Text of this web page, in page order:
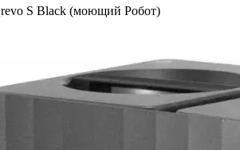
S Black (моющий Робот)